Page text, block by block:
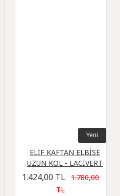
Yeni
ELİF KAFTAN ELBİSE
UZUN KOL - LACİVERT
1.424,00 TL
1.780,00
TL